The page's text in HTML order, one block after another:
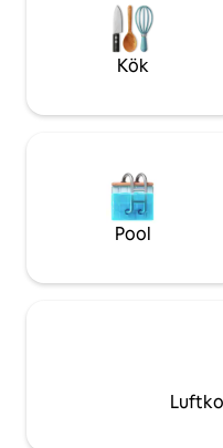
kan du se fram emot
under stjärnorna, med
bubbelpoolen och
En minnesvärd semester
Kök
Pool